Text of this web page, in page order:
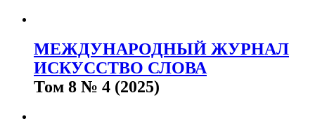
МЕЖДУНАРОДНЫЙ ЖУРНАЛ
ИСКУССТВО СЛОВА
Том 8 № 4 (2025)